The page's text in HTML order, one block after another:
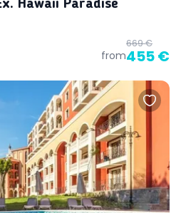
Hawaii Paradise
from
669 €
455 €